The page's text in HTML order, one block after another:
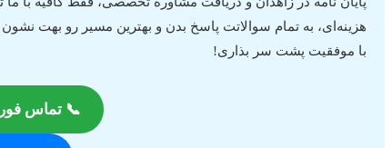
هزینه‌ای، به تمام سوالاتت پاسخ بدن و بهترین مسیر رو بهت نشون
با موفقیت پشت سر بذاری!
📞 تماس فوری: